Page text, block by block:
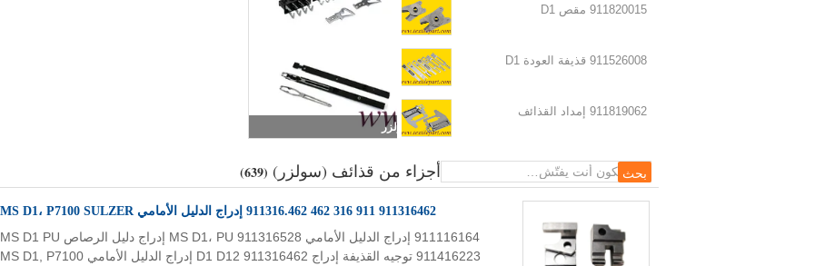
أجزاء احتياطية من قذائف سولزر
911820015 مقص D1
911526008 قذيفة العودة D1
911819062 إمداد القذائف
أجزاء من قذائف (سولزر) (639)
911316462 911 316 462 911316.462 إدراج الدليل الأمامي MS D1، P7100 SULZER
911116164 إدراج الدليل الأمامي MS D1، PU 911316528 إدراج دليل الرصاص MS D1 PU
911416223 توجيه القذيفة إدراج D1 D12 911316462 إدراج الدليل الأمامي MS D1, P7100